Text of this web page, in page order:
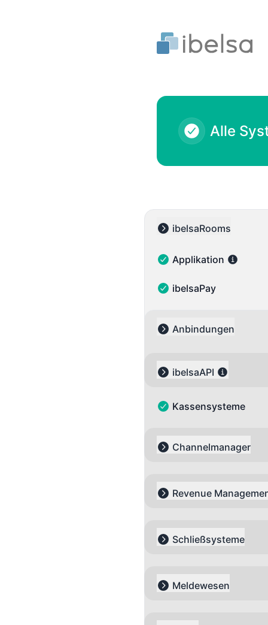
Alle
Collapse group
ibelsaRooms
Applikation -
Applikation
ibelsaPay -
ibelsaPay
Collapse group
Anbindungen
Expand group
ibelsaAPI
Kassensysteme -
Kassensysteme
Expand group
Channelmanager
Expand group
Revenue
Expand group
Schließsysteme
Expand group
Meldewesen